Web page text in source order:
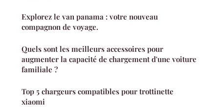
Explorez le van panama : votre nouveau
compagnon de voyage.
Quels sont les meilleurs accessoires pour
augmenter la capacité de chargement d'une voiture
familiale ?
Top 5 chargeurs compatibles pour trottinette
xiaomi